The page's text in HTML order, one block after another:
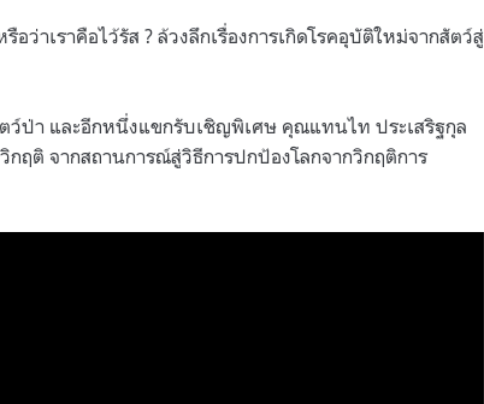
อว่าเราคือไว้รัส ? ล้วงลึกเรื่องการเกิดโรคอุบัติใหม่จากสัตว์สู่
ป่า และอีกหนึ่งแขกรับเชิญพิเศษ คุณแทนไท ประเสริฐกุล
ฤติ จากสถานการณ์สู่วิธีการปกป้องโลกจากวิกฤติการ